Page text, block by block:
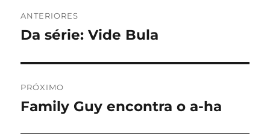
de
ANTERIORES
Post
Da série: Vide Bula
PRÓXIMO
Próximo
Family Guy encontra o a-ha